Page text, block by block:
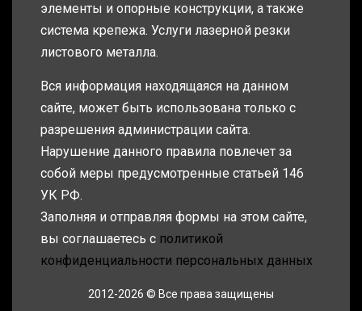
элементы и опорные конструкции, а также
система крепежа. Услуги лазерной резки
листового металла.
Вся информация находящаяся на данном
сайте, может быть использована только с
разрешения администрации сайта.
Нарушение данного правила повлечет за
собой меры предусмотренные статьей 146
УК РФ.
Заполняя и отправляя формы на этом сайте,
вы соглашаетесь с политикой
конфиденциальности персональных данных
2012-2026 © Все права защищены